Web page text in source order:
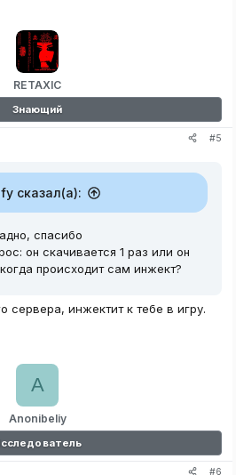
RETAXIC
Знающий
#5
сказал(а):
спасибо
он скачивается 1 раз или он
происходит сам инжект?
сервера, инжектит к тебе в игру.
Anonibeliy
A
#6